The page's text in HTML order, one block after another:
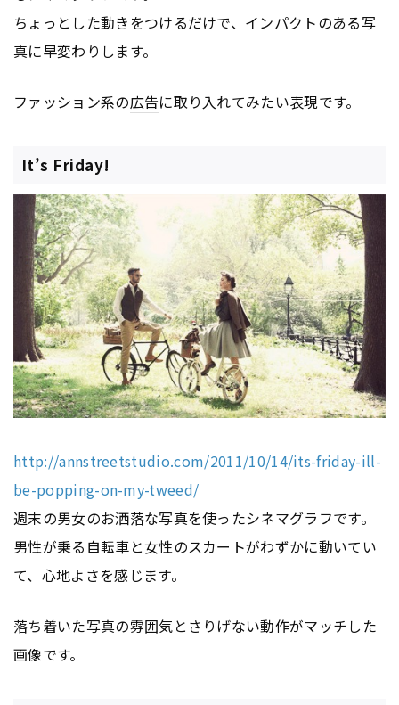
ちょっとした動きをつけるだけで、インパクトのある写
真に早変わりします。
ファッション系の広告に取り入れてみたい表現です。
It’s Friday!
http://annstreetstudio.com/2011/10/14/its-friday-ill-
be-popping-on-my-tweed/
週末の男女のお洒落な写真を使ったシネマグラフです。
男性が乗る自転車と女性のスカートがわずかに動いてい
て、心地よさを感じます。
落ち着いた写真の雰囲気とさりげない動作がマッチした
画像です。